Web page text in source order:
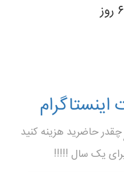
اینستاگرام
کارت چقدر حاضرید هزینه کنید